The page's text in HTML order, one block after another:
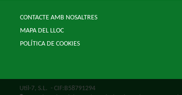
CONTACTE AMB NOSALTRES
MAPA DEL LLOC
POLÍTICA DE COOKIES
Util-7, S.L. - CIF:B58791294